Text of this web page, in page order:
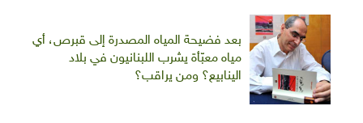
بعد فضيحة المياه المصدرة إلى قبرص، أي
مياه معبّأة يشرب اللبنانيون في بلاد
الينابيع؟ ومن يراقب؟